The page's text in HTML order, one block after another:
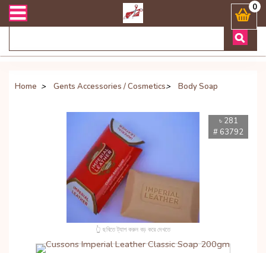
জিজ্ঞাসায় কল করুনঃ ( Whatsapp ) 8801972277444 Bangladesh's0
Home > Gents Accessories / Cosmetics> Body Soap
৳ 281
# 63792
👆 ছবিতে ট্যাপ করুন বড় করে দেখতে